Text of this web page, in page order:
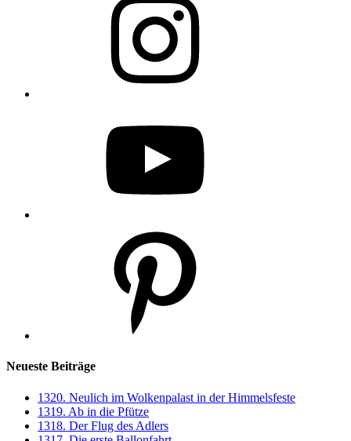
Neueste Beiträge
1320. Neulich im Wolkenpalast in der Himmelsfeste
1319. Ab in die Pfütze
1318. Der Flug des Adlers